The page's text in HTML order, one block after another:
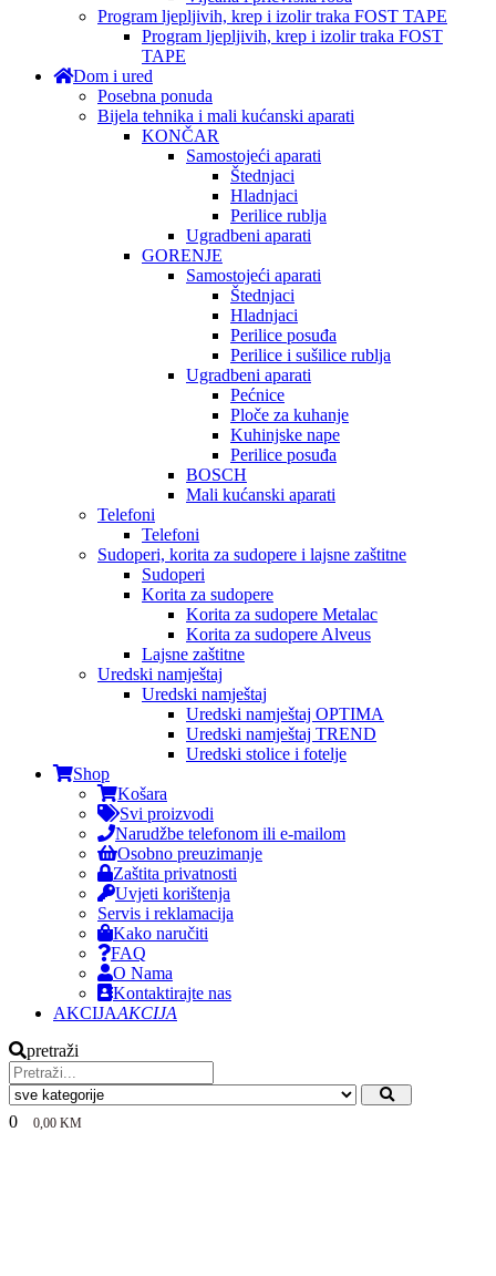
Program ljepljivih, krep i izolir traka FOST TAPE
Program ljepljivih, krep i izolir traka FOST
TAPE
Dom i ured
Posebna ponuda
Bijela tehnika i mali kućanski aparati
KONČAR
Samostojeći aparati
Štednjaci
Hladnjaci
Perilice rublja
Ugradbeni aparati
GORENJE
Samostojeći aparati
Štednjaci
Hladnjaci
Perilice posuđa
Perilice i sušilice rublja
Ugradbeni aparati
Pećnice
Ploče za kuhanje
Kuhinjske nape
Perilice posuđa
BOSCH
Mali kućanski aparati
Telefoni
Telefoni
Sudoperi, korita za sudopere i lajsne zaštitne
Sudoperi
Korita za sudopere
Korita za sudopere Metalac
Korita za sudopere Alveus
Lajsne zaštitne
Uredski namještaj
Uredski namještaj
Uredski namještaj OPTIMA
Uredski namještaj TREND
Uredski stolice i fotelje
Shop
Košara
Svi proizvodi
Narudžbe telefonom ili e-mailom
Osobno preuzimanje
Zaštita privatnosti
Uvjeti korištenja
Servis i reklamacija
Kako naručiti
FAQ
O Nama
Kontaktirajte nas
AKCIJAAKCIJA
pretraži
0 0,00 KM